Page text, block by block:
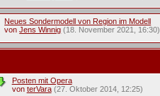
Neues Sondermodell von Region im Modell
vonJens Winnig (18. November 2021, 16:30)
Posten mit Opera
von terVara (27. Oktober 2014, 12:25)